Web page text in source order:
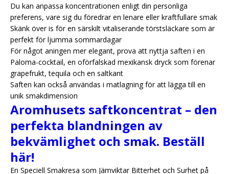
Du kan anpassa koncentrationen enligt din personliga
preferens, vare sig du föredrar en lenare eller kraftfullare smak
Skänk över is för en särskilt vitaliserande törstsläckare som är
perfekt för ljumma sommardagar
För något aningen mer elegant, prova att nyttja saften i en
Paloma-cocktail, en oförfalskad mexikansk dryck som förenar
grapefrukt, tequila och en saltkant
Saften kan också användas i matlagning för att lägga till en
unik smakdimension
Aromhusets saftkoncentrat – den
perfekta blandningen av
bekvämlighet och smak. Beställ
här!
En Speciell Smakresa som Jämviktar Bitterhet och Surhet på